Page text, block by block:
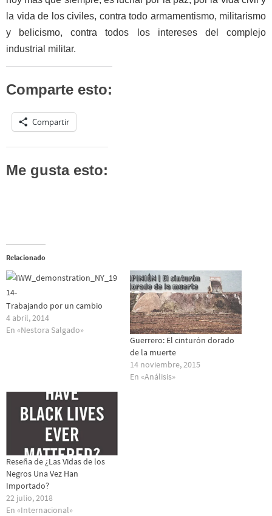
la vida de los civiles, contra todo armamentismo, militarismo
y belicismo, contra todos los intereses del complejo
industrial militar.
Comparte esto:
Compartir
Me gusta esto:
Relacionado
Trabajando por un cambio
4 abril, 2014
En «Nestora Salgado»
Guerrero: El cinturón dorado
de la muerte
14 noviembre, 2015
En «Análisis»
Reseña de ¿Las Vidas de los
Negros Una Vez Han
Importado?
22 julio, 2018
En «Internacional»